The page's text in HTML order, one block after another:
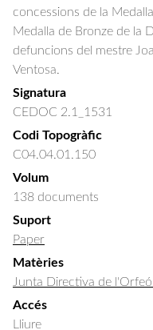
concessions de la
Medalla de Bronze de la
defuncions del mestre
Ventosa.
Signatura
CEDOC 2.1_1531
Codi Topogràfic
C04.04.01.150
Volum
138 documents
Suport
Paper
Matèries
Junta Directiva de
Accés
Lliure